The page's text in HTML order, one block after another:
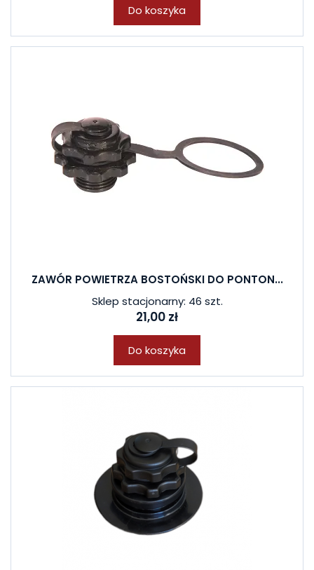
Do koszyka
ZAWÓR POWIETRZA BOSTOŃSKI DO PONTON...
Sklep stacjonarny: 46 szt.
21,00 zł
Do koszyka